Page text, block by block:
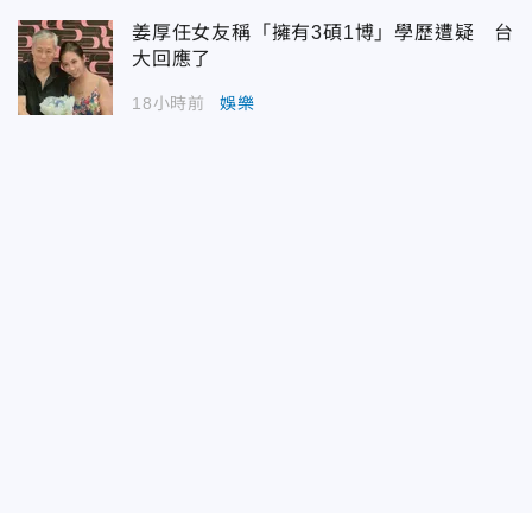
姜厚任女友稱「擁有3碩1博」學歷遭疑 台
大回應了
18小時前 娛樂